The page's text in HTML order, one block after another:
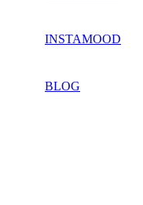
INSTAMOOD
BLOG